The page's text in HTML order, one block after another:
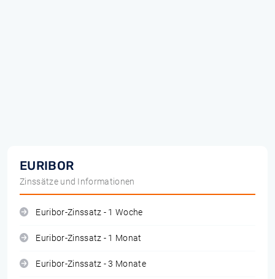
EURIBOR
Zinssätze und Informationen
Euribor-Zinssatz - 1 Woche
Euribor-Zinssatz - 1 Monat
Euribor-Zinssatz - 3 Monate